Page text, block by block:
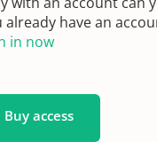
already have an
in now
Buy access